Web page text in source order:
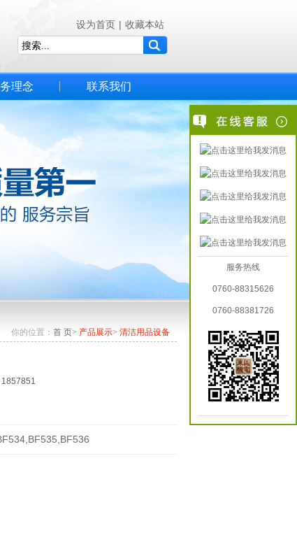
设为首页 | 收藏本站
理念 联系我们
你的位置： 首 页> 产品展示> 清洁用品设备
服务热线
0760-88315626
0760-88381726